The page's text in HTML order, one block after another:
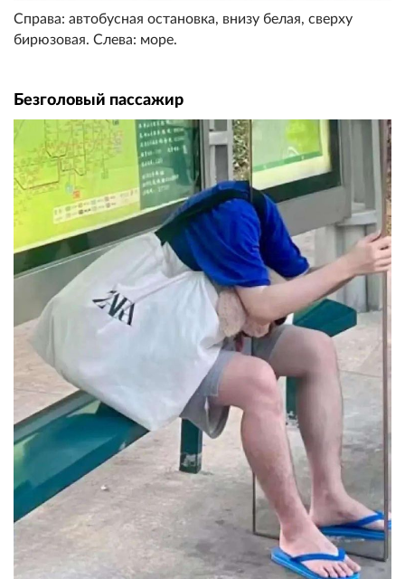
Справа: автобусная остановка, внизу белая, сверху
бирюзовая. Слева: море.
Безголовый пассажир